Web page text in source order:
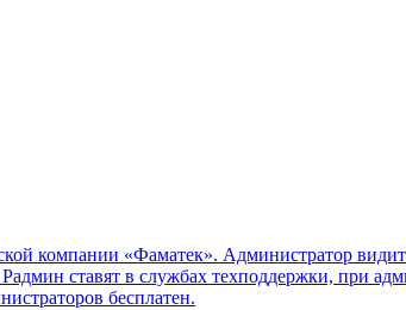
компании «Фаматек». Администратор
ставят в службах техподдержки, при
бесплатен.